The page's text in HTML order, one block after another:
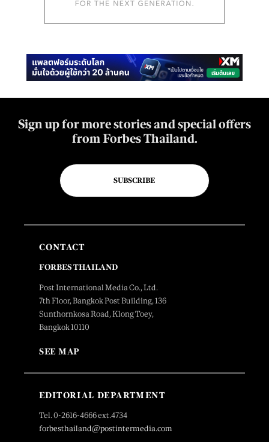
Sign up for more stories and special offers
from Forbes Thailand.
SUBSCRIBE
CONTACT
FORBES THAILAND
Post International Media Co., Ltd.
7th Floor, Bangkok Post Building, 136
Sunthornkosa Road, Klong Toey,
Bangkok 10110
SEE MAP
EDITORIAL DEPARTMENT
Tel. 0-2616-4666 ext.4734
forbesthailand@postintermedia.com